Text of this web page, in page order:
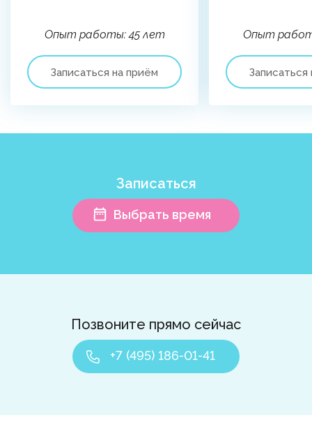
Опыт работы: 45 лет
Записаться на приём
Опыт
Записаться
Позвоните прямо сейчас
+7 (495) 186-01-41
Записаться
Выбрать время